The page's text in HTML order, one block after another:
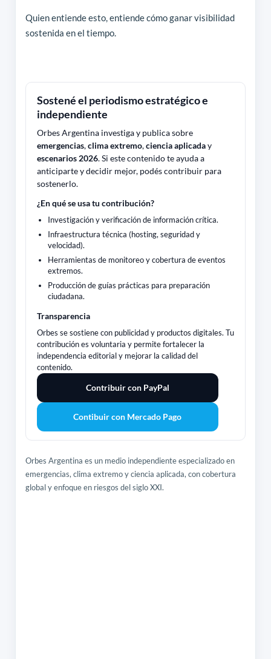
Quien entiende esto, entiende cómo ganar visibilidad
sostenida en el tiempo.
Sostené el periodismo estratégico e
independiente
Orbes Argentina investiga y publica sobre
emergencias,clima extremo,ciencia aplicaday
escenarios 2026. Si este contenido te ayuda a
anticiparte y decidir mejor, podés contribuir para
sostenerlo.
¿En qué se usa tu contribución?
Investigación y verificación de información crítica.
Infraestructura técnica (hosting, seguridad y
velocidad).
Herramientas de monitoreo y cobertura de eventos
extremos.
Producción de guías prácticas para preparación
ciudadana.
Transparencia
Orbes se sostiene con publicidad y productos digitales. Tu
contribución es voluntaria y permite fortalecer la
independencia editorial y mejorar la calidad del
contenido.
Contribuir con PayPal
Contibuir con Mercado Pago
Orbes Argentina es un medio independiente especializado en
emergencias, clima extremo y ciencia aplicada, con cobertura
global y enfoque en riesgos del siglo XXI.